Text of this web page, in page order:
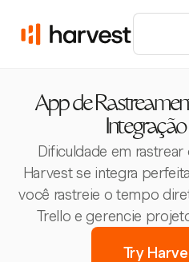
App de
Dificuldade em
Harvest se integra
você rastreie o tempo
Trello e gerencie
Try